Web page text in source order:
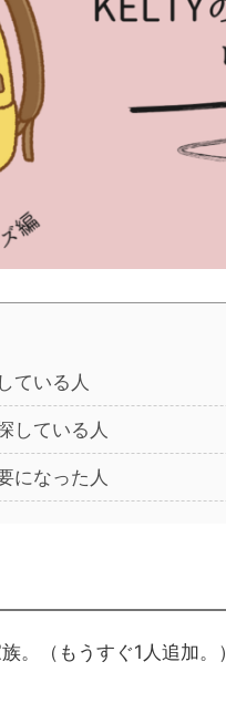
ている人
している人
になった人
。（もうすぐ1人追加。）